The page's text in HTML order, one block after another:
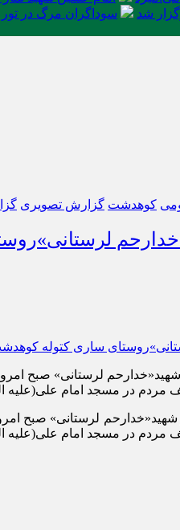
شد
سوداگران مرگ در تور
کوهدشت گزارش تصویری
مردم در مسجد امام
مردم در مسجد امام